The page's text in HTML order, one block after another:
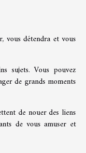
vous détendra et vous
sujets. Vous pouvez
de grands moments
de nouer des liens
de vous amuser et